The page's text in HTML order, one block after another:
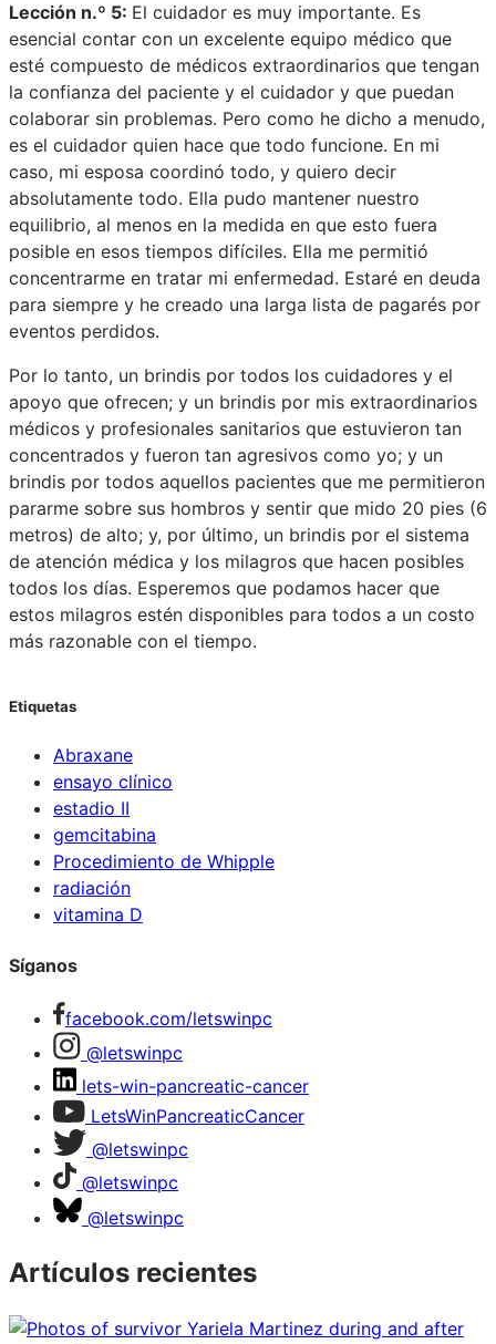
Lección n.º 5: El cuidador es muy importante. Es
esencial contar con un excelente equipo médico que
esté compuesto de médicos extraordinarios que tengan
la confianza del paciente y el cuidador y que puedan
colaborar sin problemas. Pero como he dicho a menudo,
es el cuidador quien hace que todo funcione. En mi
caso, mi esposa coordinó todo, y quiero decir
absolutamente todo. Ella pudo mantener nuestro
equilibrio, al menos en la medida en que esto fuera
posible en esos tiempos difíciles. Ella me permitió
concentrarme en tratar mi enfermedad. Estaré en deuda
para siempre y he creado una larga lista de pagarés por
eventos perdidos.
Por lo tanto, un brindis por todos los cuidadores y el
apoyo que ofrecen; y un brindis por mis extraordinarios
médicos y profesionales sanitarios que estuvieron tan
concentrados y fueron tan agresivos como yo; y un
brindis por todos aquellos pacientes que me permitieron
pararme sobre sus hombros y sentir que mido 20 pies (6
metros) de alto; y, por último, un brindis por el sistema
de atención médica y los milagros que hacen posibles
todos los días. Esperemos que podamos hacer que
estos milagros estén disponibles para todos a un costo
más razonable con el tiempo.
Etiquetas
Abraxane
ensayo clínico
estadio II
gemcitabina
Procedimiento de Whipple
radiación
vitamina D
Síganos
facebook.com/letswinpc
@letswinpc
lets-win-pancreatic-cancer
LetsWinPancreaticCancer
@letswinpc
@letswinpc
@letswinpc
Artículos recientes